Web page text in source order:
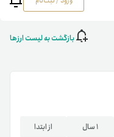
بازگشت به لیست ارزها
۱ سال از ابتدا